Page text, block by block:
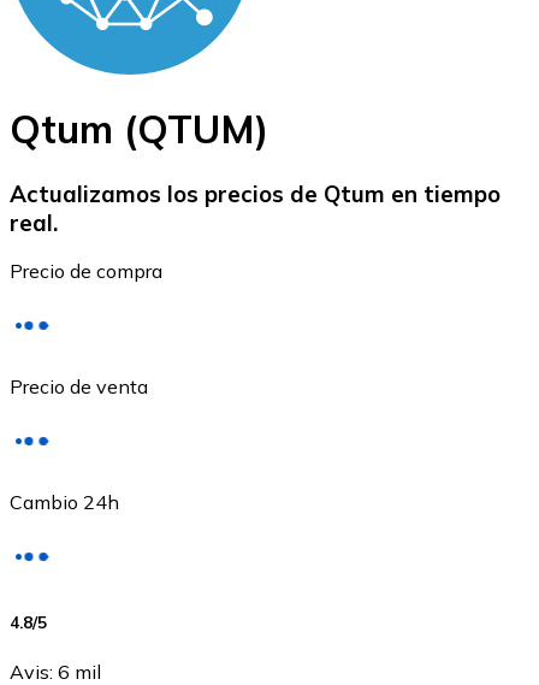
Ethereum
ETH
Qtum (QTUM)
Actualizamos los precios de Qtum en tiempo
real.
Precio de compra
Precio de venta
Cambio 24h
4.8/5
Avis: 6 mil